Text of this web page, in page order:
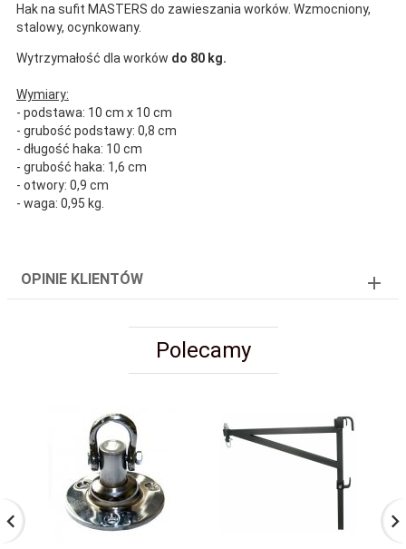
Hak na sufit MASTERS do zawieszania worków. Wzmocniony,
stalowy, ocynkowany.
Wytrzymałość dla worków do 80 kg.
Wymiary:
- podstawa: 10 cm x 10 cm
- grubość podstawy: 0,8 cm
- długość haka: 10 cm
- grubość haka: 1,6 cm
- otwory: 0,9 cm
- waga: 0,95 kg.
OPINIE KLIENTÓW
Polecamy